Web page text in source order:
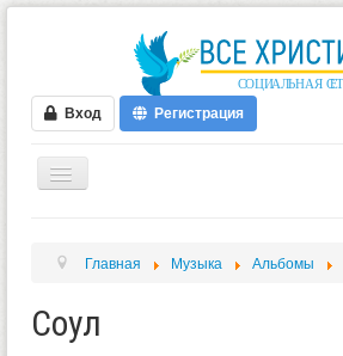
Вход Регистрация
ФОРУМ
ВИДЕО
Главная Музыка Альбомы
Соул